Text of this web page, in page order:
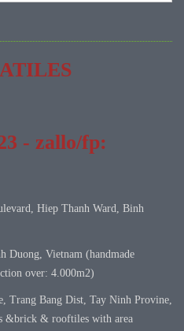
- zallo/fp:
Hiep Thanh Ward, Binh
Duong, Vietnam (handmade
over: 4.000m2)
Trang Bang Dist, Tay Ninh Provine,
&brick & rooftiles with area